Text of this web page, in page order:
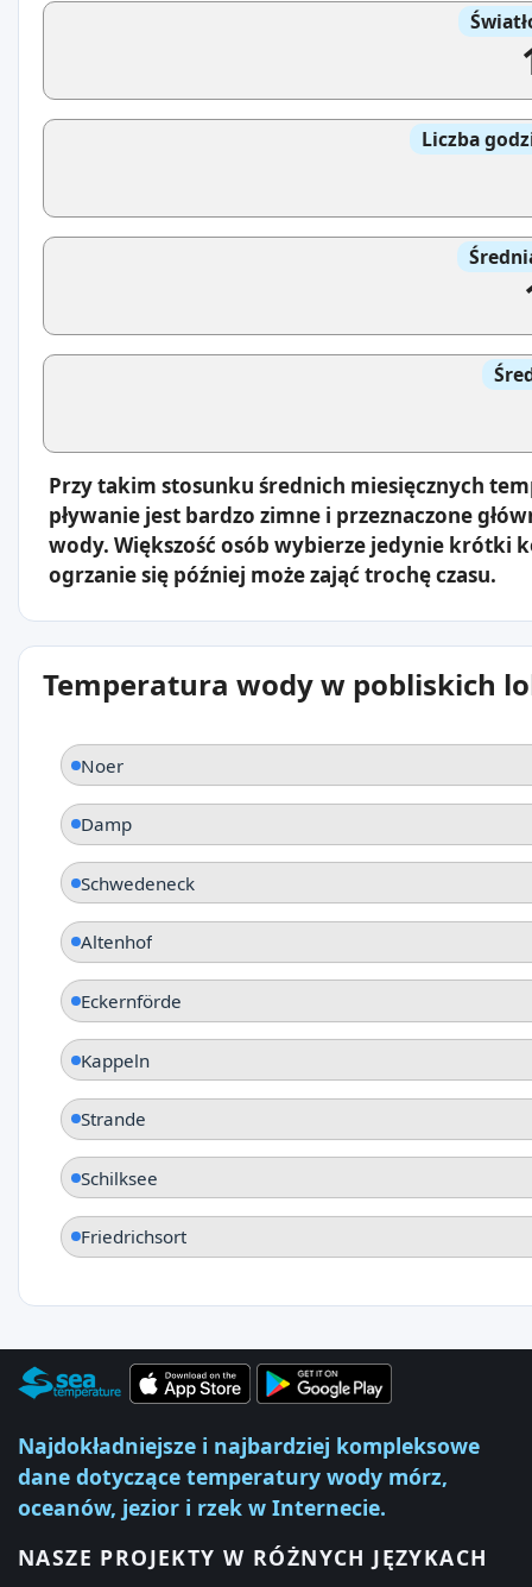
Liczba
Przy takim stosunku średnich miesięcznych
pływanie jest bardzo zimne i przeznaczone
wody. Większość osób wybierze jedynie krótki
ogrzanie się później może zająć trochę czasu.
Temperatura wody w pobliskich
Noer
Damp
Schwedeneck
Altenhof
Eckernförde
Kappeln
Strande
Schilksee
Friedrichsort
Najdokładniejsze i najbardziej kompleksowe
dane dotyczące temperatury wody mórz,
oceanów, jezior i rzek w Internecie.
NASZE PROJEKTY W RÓŻNYCH JĘZYKACH